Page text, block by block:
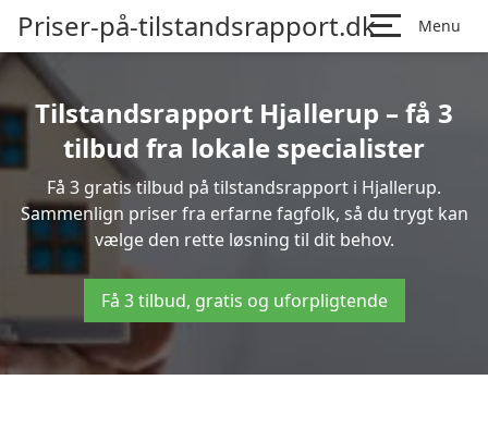
Priser-på-tilstandsrapport.dk Menu
Tilstandsrapport Hjallerup – få 3
tilbud fra lokale specialister
Få 3 gratis tilbud på tilstandsrapport i Hjallerup.
Sammenlign priser fra erfarne fagfolk, så du trygt kan
vælge den rette løsning til dit behov.
Få 3 tilbud, gratis og uforpligtende